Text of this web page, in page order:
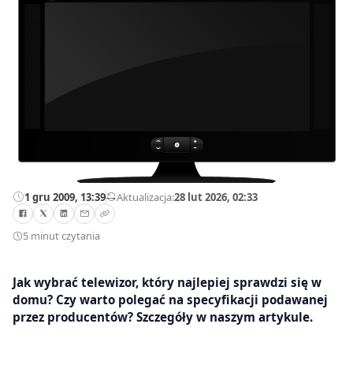
1 gru 2009, 13:39—Aktualizacja:28 lut 2026, 02:33
5 minut czytania
Jak wybrać telewizor, który najlepiej sprawdzi się w
domu? Czy warto polegać na specyfikacji podawanej
przez producentów? Szczegóły w naszym artykule.